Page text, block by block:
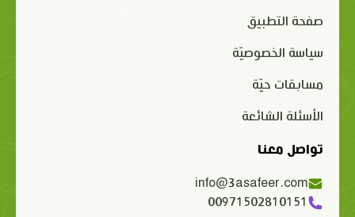
صفحة التطبيق
سياسة الخصوصيّة
مسابقات حيّة
الأسئلة الشائعة
تواصل معنا
info@3asafeer.com
00971502810151